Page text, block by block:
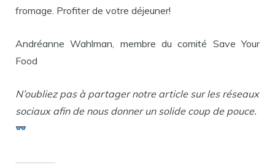
fromage. Profiter de votre déjeuner!
Andréanne Wahlman, membre du comité Save Your
Food
N’oubliez pas à partager notre article sur les réseaux
sociaux afin de nous donner un solide coup de pouce.